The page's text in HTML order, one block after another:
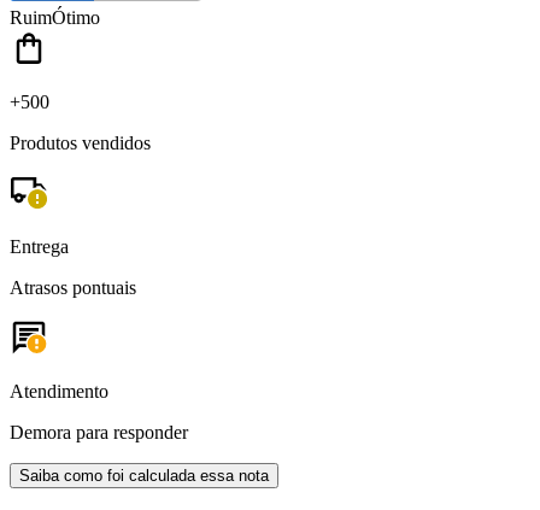
RuimÓtimo
+500
Produtos vendidos
Entrega
Atrasos pontuais
Atendimento
Demora para responder
Saiba como foi calculada essa nota